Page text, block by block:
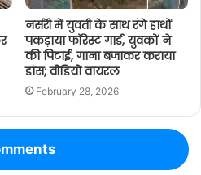
नर्सरी में युवती के साथ रंगे हाथों
पकड़ाया फॉरेस्ट गार्ड, युवकों ने
की पिटाई, गाना बजाकर कराया
डांस; वीडियो वायरल
February 28, 2026